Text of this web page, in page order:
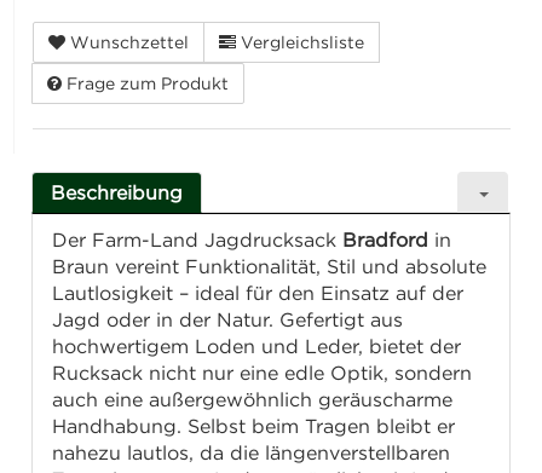
Wunschzettel Vergleichsliste
Frage zum Produkt
Beschreibung
Der Farm-Land Jagdrucksack Bradford in
Braun vereint Funktionalität, Stil und absolute
Lautlosigkeit – ideal für den Einsatz auf der
Jagd oder in der Natur. Gefertigt aus
hochwertigem Loden und Leder, bietet der
Rucksack nicht nur eine edle Optik, sondern
auch eine außergewöhnlich geräuscharme
Handhabung. Selbst beim Tragen bleibt er
nahezu lautlos, da die längenverstellbaren